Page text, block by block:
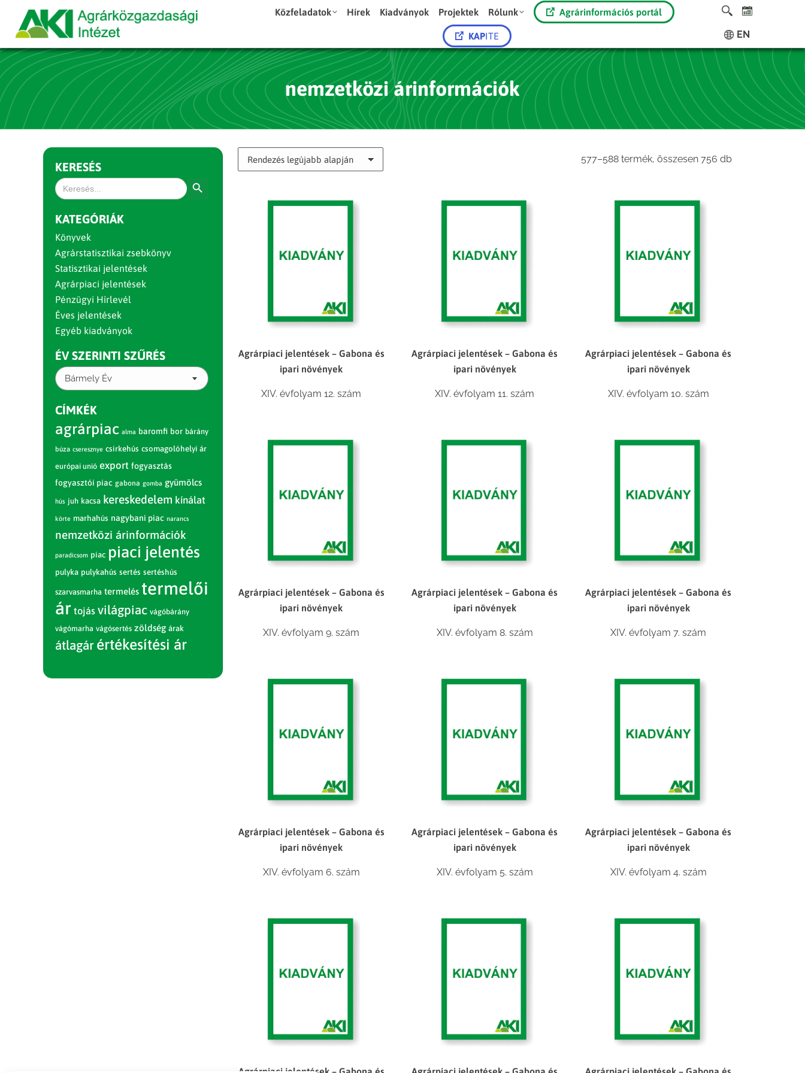
Közfeladatok Hírek Kiadványok Projektek Rólunk Agrárinformációs portál
KAPITE EN
nemzetközi árinformációk
577–588 termék, összesen 756 dbSorted
Agrárpiaci jelentések – Gabona és
ipari növények
XIV. évfolyam 12. szám
Agrárpiaci jelentések – Gabona és
ipari növények
XIV. évfolyam 11. szám
Agrárpiaci jelentések – Gabona és
ipari növények
XIV. évfolyam 10. szám
Agrárpiaci jelentések – Gabona és
ipari növények
XIV. évfolyam 9. szám
Agrárpiaci jelentések – Gabona és
ipari növények
XIV. évfolyam 8. szám
Agrárpiaci jelentések – Gabona és
ipari növények
XIV. évfolyam 7. szám
Agrárpiaci jelentések – Gabona és
ipari növények
XIV. évfolyam 6. szám
Agrárpiaci jelentések – Gabona és
ipari növények
XIV. évfolyam 5. szám
Agrárpiaci jelentések – Gabona és
ipari növények
XIV. évfolyam 4. szám
KERESÉS
Search
for:
KATEGÓRIÁK
Könyvek
Agrárstatisztikai zsebkönyv
Statisztikai jelentések
Agrárpiaci jelentések
Pénzügyi Hírlevél
Éves jelentések
Egyéb kiadványok
ÉV SZERINTI SZŰRÉS
Bármely Év
CÍMKÉK
agrárpiac alma baromfi bor bárány
búza cseresznye csirkehús csomagolóhelyi ár
európai unió export fogyasztás
fogyasztói piac gabona gomba gyümölcs
hús juh kacsa kereskedelem kínálat
körte marhahús nagybani piac narancs
nemzetközi árinformációk
paradicsom piac piaci jelentés
pulyka pulykahús sertés sertéshús
szarvasmarha termelés termelői
ár tojás világpiac vágóbárány
vágómarha vágósertés zöldség árak
átlagár értékesítési ár